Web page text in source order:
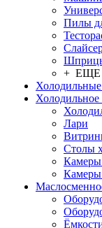
Пилы
+ ЕЩЕ
Холодильные
Холодильное
Лари
Столы
Камеры
Камеры